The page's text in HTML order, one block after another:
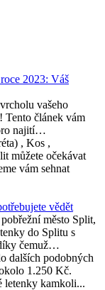
2023: Váš
vašeho
Tento článek vám
najití…
, Kos ,
můžete očekávat
vám sehnat
vědět
město Split,
do Splitu s
čemuž…
dalších podobných
1.250 Kč.
letenky kamkoli...